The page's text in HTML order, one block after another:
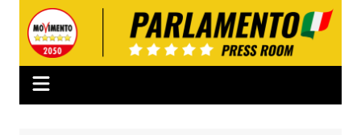
contenuto